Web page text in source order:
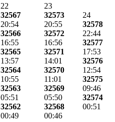
22
32567
20:54
32566
16:55
32565
13:57
32564
10:55
32563
05:51
32562
00:49
23
32573
20:55
32572
16:56
32571
14:01
32570
11:01
32569
05:50
32568
00:46
24
32578
22:44
32577
17:53
32576
12:54
32575
09:46
32574
00:51